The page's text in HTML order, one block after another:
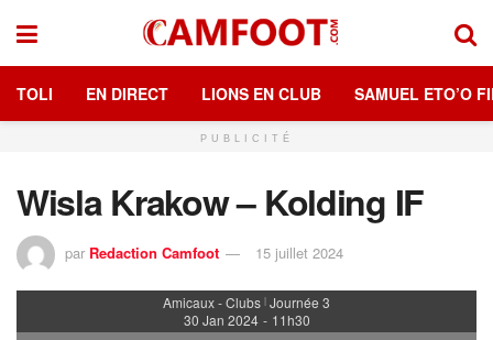
TOLI EN DIRECT LIONS EN CLUB SAMUEL ETO’O
PUBLICITÉ
Wisla Krakow – Kolding IF
par Redaction Camfoot 15 juillet 2024
Amicaux - Clubs | Journée 3
30 Jan 2024 - 11h30